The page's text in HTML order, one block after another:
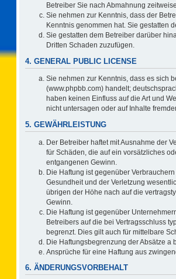
Betreiber Sie nach Abmahnung
Sie nehmen zur Kenntnis, dass der
Kenntnis genommen hat. Sie gestatten
Sie gestatten dem Betreiber darüber
Dritten Schaden zuzufügen.
4. GENERAL PUBLIC LICENSE
Sie nehmen zur Kenntnis, dass es sich
(www.phpbb.com) handelt;
haben keinen Einfluss auf die Art und
nicht untersagen oder auf Inhalte
5. GEWÄHRLEISTUNG
Der Betreiber haftet mit Ausnahme der
für Schäden, die auf ein vorsätzliches
entgangenen Gewinn.
Die Haftung ist gegenüber
Gesundheit und der Verletzung
übrigen der Höhe nach auf die
Gewinn.
Die Haftung ist gegenüber
Betreibers auf die bei Vertragsschluss
begrenzt. Dies gilt auch für mittelbare
Die Haftungsbegrenzung der Absätze
Ansprüche für eine Haftung aus
6. ÄNDERUNGSVORBEHALT